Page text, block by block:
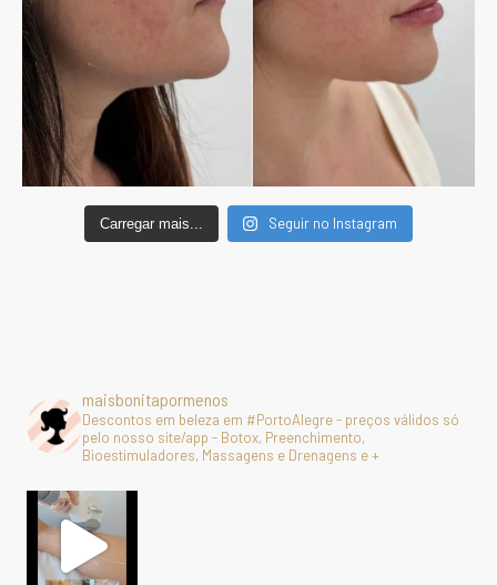
Carregar mais... Seguir no Instagram
maisbonitapormenos
Descontos em beleza em #PortoAlegre - preços válidos só
pelo nosso site/app - Botox, Preenchimento,
Bioestimuladores, Massagens e Drenagens e +